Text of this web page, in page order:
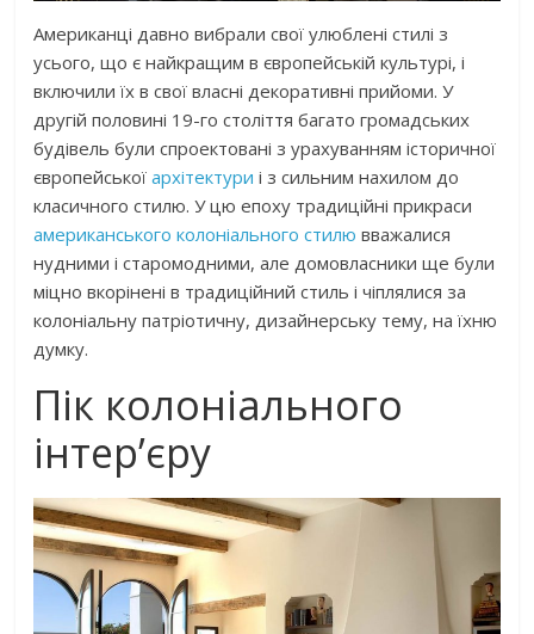
Американці давно вибрали свої улюблені стилі з
усього, що є найкращим в європейській культурі, і
включили їх в свої власні декоративні прийоми. У
другій половині 19-го століття багато громадських
будівель були спроектовані з урахуванням історичної
європейськоїархітектури і з сильним нахилом до
класичного стилю. У цю епоху традиційні прикраси
американського колоніального стилю вважалися
нудними і старомодними, але домовласники ще були
міцно вкорінені в традиційний стиль і чіплялися за
колоніальну патріотичну, дизайнерську тему, на їхню
думку.
Пік колоніального
інтер’єру